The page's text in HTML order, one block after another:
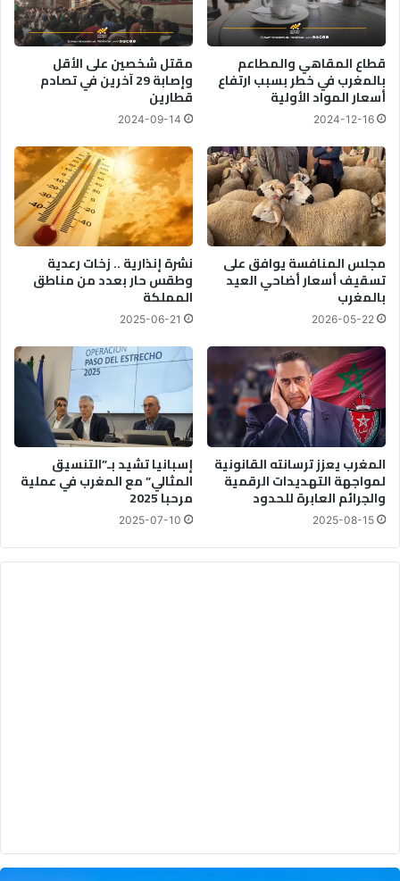
د
م
ا
ل
م
ح
و
ق
ا
ت
ي
و
د
م
ج
د
د
ي
ف
ض
إ
ا
د
ة
ك
أ
س
أ
م
إ
ف
ي
ق
ي
ا
ل
ل
م
غ
ر
ب
قطاع المقاهي والمطاعم
بالمغرب في خطر بسبب ارتفاع
أسعار المواد الأولية
2024-12-16
مقتل شخصين على الأقل
وإصابة 29 آخرين في تصادم
قطارين
2024-09-14
مجلس المنافسة يوافق على
تسقيف أسعار أضاحي العيد
بالمغرب
2026-05-22
نشرة إنذارية .. زخات رعدية
وطقس حار بعدد من مناطق
المملكة
2025-06-21
المغرب يعزز ترسانته القانونية
لمواجهة التهديدات الرقمية
والجرائم العابرة للحدود
2025-08-15
إسبانيا تشيد بـ”التنسيق
المثالي” مع المغرب في عملية
مرحبا 2025
2025-07-10